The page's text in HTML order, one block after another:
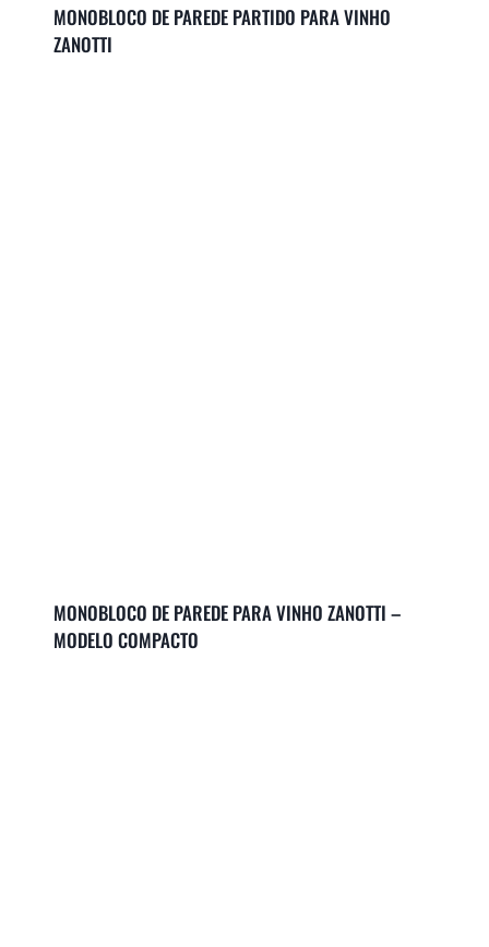
MONOBLOCO DE PAREDE PARTIDO PARA VINHO
ZANOTTI
MONOBLOCO DE PAREDE PARA VINHO ZANOTTI –
MODELO COMPACTO